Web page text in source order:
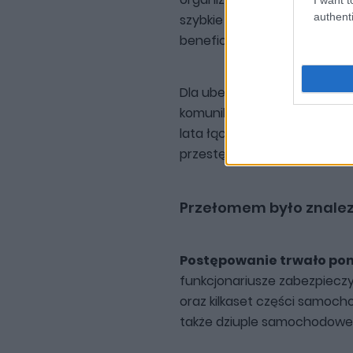
szybkie powiązanie
beneficjenta odszkodowania.
Dla ubezpieczycieli mogło
komunikacyjna, których
lata łączyli wątki, aby
przestępczej.
Przełomem było
Postępowanie trwało
funkcjonariusze
oraz kilkaset części
także dziuple